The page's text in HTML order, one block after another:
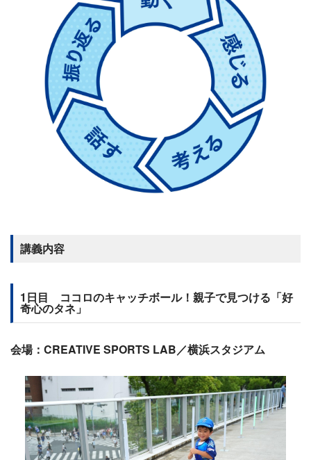
講義内容
1日目 ココロのキャッチボール！親子で見つける「好
奇心のタネ」
会場：CREATIVE SPORTS LAB／横浜スタジアム